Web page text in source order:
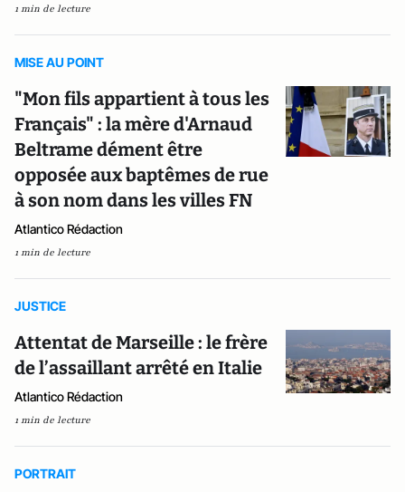
1 min de lecture
MISE AU POINT
"Mon fils appartient à tous les
Français" : la mère d'Arnaud
Beltrame dément être
opposée aux baptêmes de rue
à son nom dans les villes FN
Atlantico Rédaction
1 min de lecture
JUSTICE
Attentat de Marseille : le frère
de l’assaillant arrêté en Italie
Atlantico Rédaction
1 min de lecture
PORTRAIT